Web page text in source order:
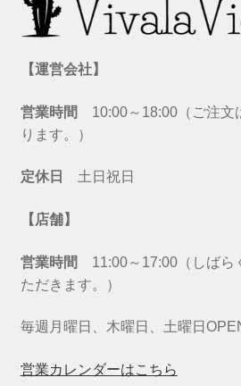
【運営会社】
営業時間 10:00～18:00（ご注文
ります。）
定休日 土日祝日
【店舗】
営業時間 11:00～17:00（しばら
ただきます。）
毎週月曜日、木曜日、土曜日
営業カレンダーはこちら